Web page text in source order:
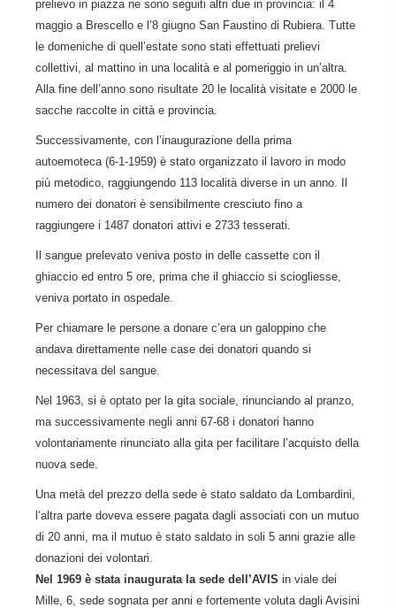
prelievo in piazza ne sono seguiti altri due in provincia: il 4
maggio a Brescello e l’8 giugno San Faustino di Rubiera. Tutte
le domeniche di quell’estate sono stati effettuati prelievi
collettivi, al mattino in una località e al pomeriggio in un’altra.
Alla fine dell’anno sono risultate 20 le località visitate e 2000 le
sacche raccolte in città e provincia.
Successivamente, con l’inaugurazione della prima
autoemoteca (6-1-1959) è stato organizzato il lavoro in modo
più metodico, raggiungendo 113 località diverse in un anno. Il
numero dei donatori è sensibilmente cresciuto fino a
raggiungere i 1487 donatori attivi e 2733 tesserati.
Il sangue prelevato veniva posto in delle cassette con il
ghiaccio ed entro 5 ore, prima che il ghiaccio si sciogliesse,
veniva portato in ospedale.
Per chiamare le persone a donare c’era un galoppino che
andava direttamente nelle case dei donatori quando si
necessitava del sangue.
Nel 1963, si è optato per la gita sociale, rinunciando al pranzo,
ma successivamente negli anni 67-68 i donatori hanno
volontariamente rinunciato alla gita per facilitare l’acquisto della
nuova sede.
Una metà del prezzo della sede è stato saldato da Lombardini,
l’altra parte doveva essere pagata dagli associati con un mutuo
di 20 anni, ma il mutuo è stato saldato in soli 5 anni grazie alle
donazioni dei volontari.
Nel 1969 è stata inaugurata la sede dell’AVIS in viale dei
Mille, 6, sede sognata per anni e fortemente voluta dagli Avisini